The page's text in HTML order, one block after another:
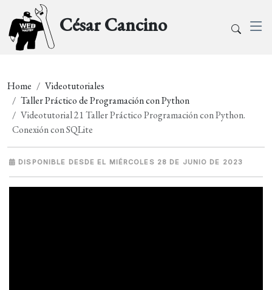
César Cancino
Home
Videotutoriales
Taller Práctico de Programación con Python
Videotutorial 21 Taller Práctico Programación con Python.
Conexión con SQLite
DISPONIBLE DESDE EL MIÉRCOLES 28 DE JUNIO DE 2023